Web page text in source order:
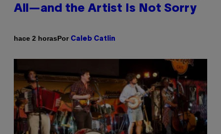
All—and the Artist Is Not Sorry
hace 2 horasPor Caleb Catlin